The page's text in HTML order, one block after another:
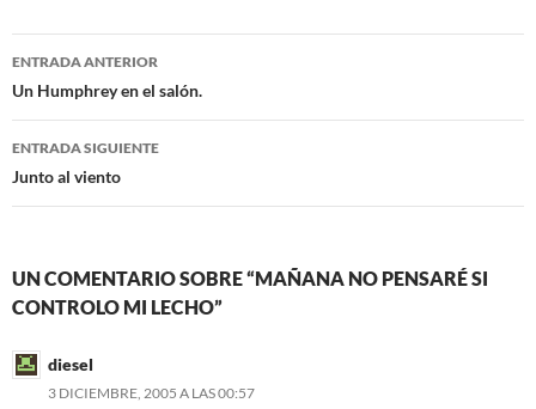
o
o
e
r
Navegación
de
entradas
ENTRADA ANTERIOR
Un Humphrey en el salón.
ENTRADA SIGUIENTE
Junto al viento
UN COMENTARIO SOBRE “MAÑANA NO PENSARÉ SI
CONTROLO MI LECHO”
diesel
3 DICIEMBRE, 2005 A LAS 00:57